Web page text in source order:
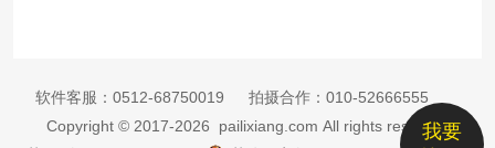
我要
软件客服： 0512-68750019 拍摄合作： 010-52666555
Copyright © 2017-2026 pailixiang.com All rights reserved